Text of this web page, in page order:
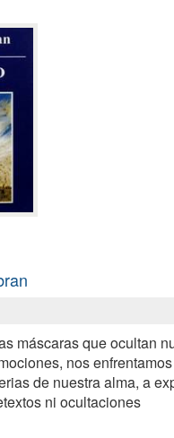
máscaras que ocultan
nos
de nuestra alma, a
ni ocultaciones